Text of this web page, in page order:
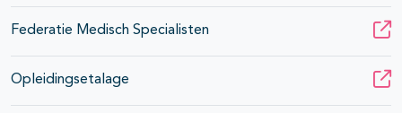
Federatie Medisch Specialisten
Opleidingsetalage